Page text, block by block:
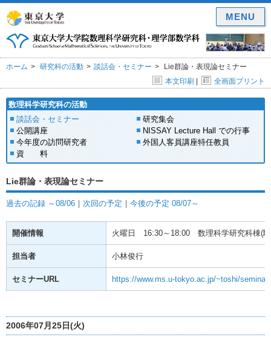
ホーム 研究科の活動 談話会・セミナー
Lie群論・表現論セミナー
本文印刷 | 全画面プリント
数理科学研究科の活動
談話会・セミナー
研究集会
公開講座
NISSAY Lecture Hall での行事
今年度の訪問研究者
外国人客員講座特任教員
資 料
Lie群論・表現論セミナー
過去の記録 ～08/06 ｜ 次回の予定 ｜ 今後の予定 08/07～
開催情報 火曜日 16:30～18:00 数理科学研究科棟(
担当者 小林俊行
セミナーURL https://www.ms.u-tokyo.ac.jp/~toshi/
2006年07月25日(火)
MENU